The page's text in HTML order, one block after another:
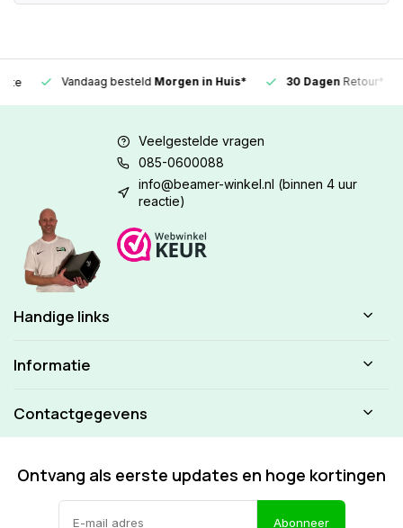
Vandaag besteldMorgen in Huis* 30 DagenRetour*
Veelgestelde vragen
085-0600088
info@beamer-winkel.nl (binnen 4 uur
reactie)
Handige links
Informatie
Contactgegevens
Ontvang als eerste updates en hoge kortingen
Abonneer